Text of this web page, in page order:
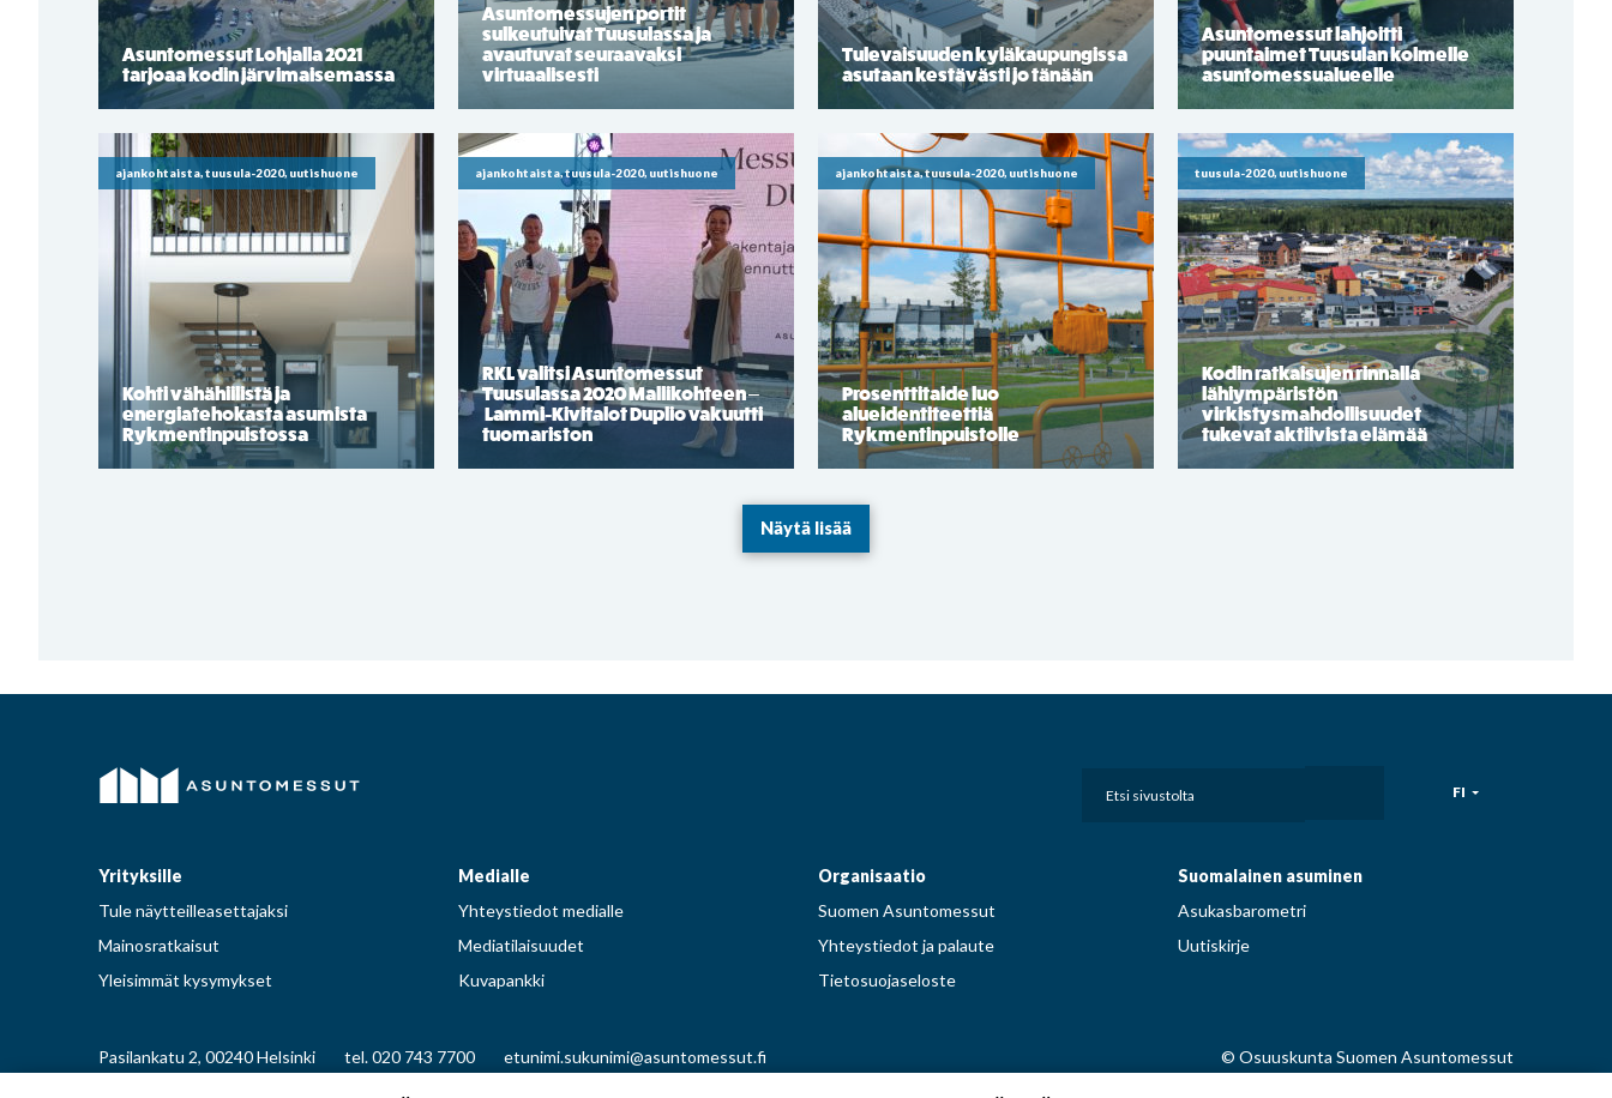
Asuntomessut Lohjalla 2021
tarjoaa kodin järvimaisemassa
Asuntomessujen portit
sulkeutuivat Tuusulassa ja
avautuvat seuraavaksi
virtuaalisesti
Tulevaisuuden kyläkaupungissa
asutaan kestävästi jo tänään
Asuntomessut lahjoitti
puuntaimet Tuusulan kolmelle
asuntomessualueelle
ajankohtaista, tuusula-2020, uutishuone
Kohti vähähiilistä ja
energiatehokasta asumista
Rykmentinpuistossa
ajankohtaista, tuusula-2020, uutishuone
RKL valitsi Asuntomessut
Tuusulassa 2020 Mallikohteen –
Lammi-Kivitalot Duplio vakuutti
tuomariston
ajankohtaista, tuusula-2020, uutishuone
Prosenttitaide luo
alueidentiteettiä
Rykmentinpuistolle
tuusula-2020, uutishuone
Kodin ratkaisujen rinnalla
lähiympäristön
virkistysmahdollisuudet
tukevat aktiivista elämää
Näytä lisää
sivustolta
FI
Yrityksille
Tule näytteilleasettajaksi
Mainosratkaisut
Yleisimmät kysymykset
Medialle
Yhteystiedot medialle
Mediatilaisuudet
Kuvapankki
Organisaatio
Suomen Asuntomessut
Yhteystiedot ja palaute
Tietosuojaseloste
Suomalainen asuminen
Asukasbarometri
Uutiskirje
Pasilankatu 2, 00240 Helsinki tel. 020 743 7700 etunimi.sukunimi@asuntomessut.fi © Osuuskunta Suomen Asuntomessut